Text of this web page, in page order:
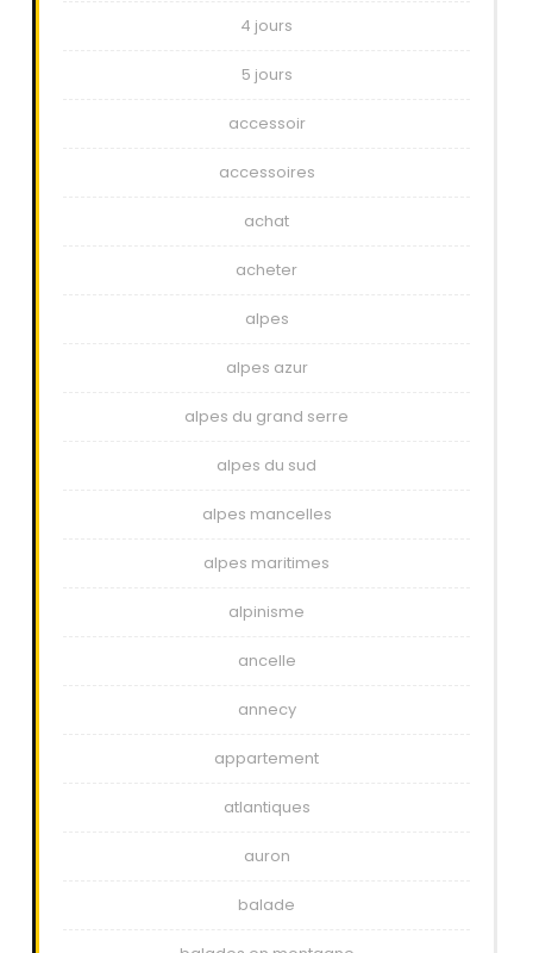
4 jours
5 jours
accessoir
accessoires
achat
acheter
alpes
alpes azur
alpes du grand serre
alpes du sud
alpes mancelles
alpes maritimes
alpinisme
ancelle
annecy
appartement
atlantiques
auron
balade